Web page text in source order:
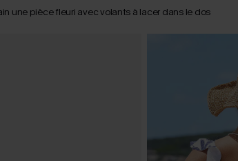
une pièce fleuri avec volants à lacer dans le dos